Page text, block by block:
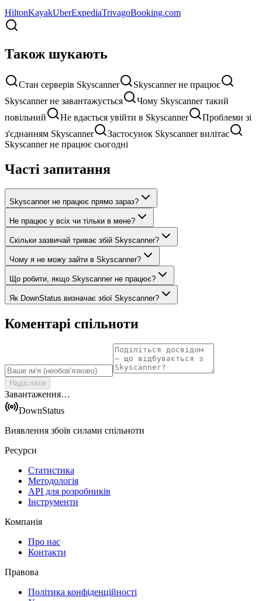
HiltonKayakUberExpediaTrivagoBooking.com
Також шукають
Стан серверів Skyscanner
Skyscanner не працює
Skyscanner не завантажується
Чому Skyscanner такий
повільний
Не вдається увійти в Skyscanner
Проблеми зі
з'єднанням Skyscanner
Застосунок Skyscanner вилітає
Skyscanner не працює сьогодні
Часті запитання
Skyscanner не працює прямо зараз?
Не працює у всіх чи тільки в мене?
Скільки зазвичай триває збій Skyscanner?
Чому я не можу зайти в Skyscanner?
Що робити, якщо Skyscanner не працює?
Як DownStatus визначає збої Skyscanner?
Коментарі спільноти
Надіслати
Завантаження…
DownStatus
Виявлення збоїв силами спільноти
Ресурси
Статистика
Методологія
API для розробників
Інструменти
Компанія
Про нас
Контакти
Правова
Політика конфіденційності